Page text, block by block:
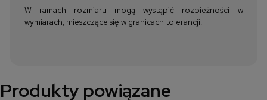
W ramach rozmiaru mogą wystąpić rozbieżności w
wymiarach, mieszczące się w granicach tolerancji.
Produkty powiązane